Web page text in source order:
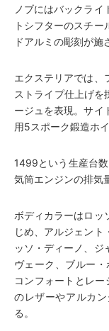
ノブにはバックラ
トシフターのスチ
ドアルミの彫刻が施
エクステリアでは、
ストライプ仕上げ
ージュを表現。サイ
用5スポーク鍛造ホ
1499という生産台
気筒エンジンの排気
ボディカラーはロッ
じめ、アルジェント
ッソ・ディーノ、ジ
ヴェーク、ブルー
コンフォートとレ
のレザーやアルカ
る。